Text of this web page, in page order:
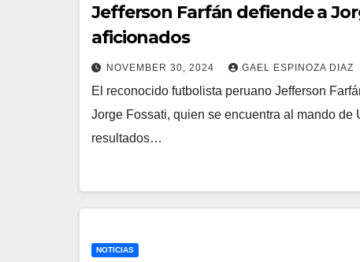
Jefferson Farfán defiende a
aficionados
NOVEMBER 30, 2024 GAEL ESPINOZA DIAZ
El reconocido futbolista peruano Jefferson
Jorge Fossati, quien se encuentra al mando
resultados…
NOTICIAS